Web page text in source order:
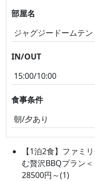
部屋名
ジャグジードームテ
IN/OUT
15:00/10:00
食事条件
朝/夕あり
【1泊2食】ファミ
む贅沢BBQプラン
28500円～(1)